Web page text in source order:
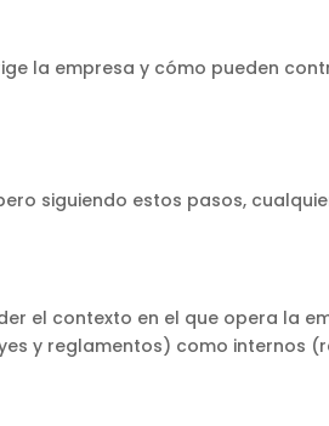
la empresa y cómo pueden
siguiendo estos pasos,
el contexto en el que opera la
y reglamentos) como internos